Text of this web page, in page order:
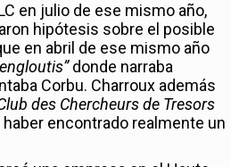
en julio de ese mismo año,
hipótesis sobre el posible
en abril de ese mismo año
donde narraba
Corbu. Charroux además
des Chercheurs de Tresors
encontrado realmente un